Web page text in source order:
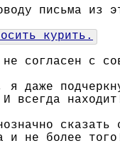
письма из
курить.
согласен с
я даже
всегда
и не более